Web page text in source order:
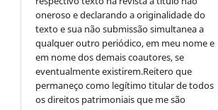
oneroso e declarando a originalidade do
texto e sua não submissão simultanea a
qualquer outro periódico, em meu nome e
em nome dos demais coautores, se
eventualmente existirem.Reitero que
permaneço como legítimo titular de todos
os direitos patrimoniais que me são